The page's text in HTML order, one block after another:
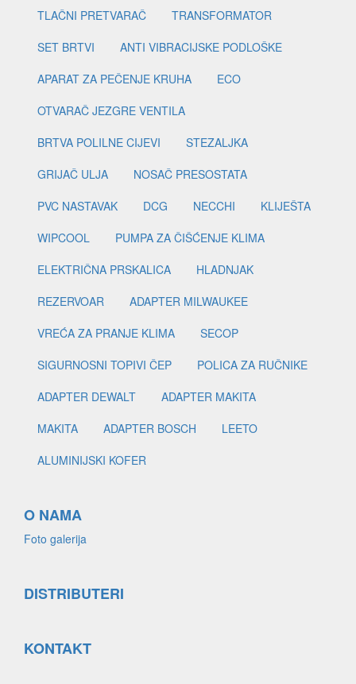
TLAČNI PRETVARAČ
TRANSFORMATOR
SET BRTVI
ANTI VIBRACIJSKE PODLOŠKE
APARAT ZA PEČENJE KRUHA
ECO
OTVARAČ JEZGRE VENTILA
BRTVA POLILNE CIJEVI
STEZALJKA
GRIJAČ ULJA
NOSAČ PRESOSTATA
PVC NASTAVAK
DCG NECCHI
KLIJEŠTA
WIPCOOL
PUMPA ZA ČIŠĆENJE KLIMA
ELEKTRIČNA PRSKALICA
HLADNJAK
REZERVOAR
ADAPTER MILWAUKEE
VREĆA ZA PRANJE KLIMA
SECOP
SIGURNOSNI TOPIVI ČEP
POLICA ZA RUČNIKE
ADAPTER DEWALT
ADAPTER MAKITA
MAKITA
ADAPTER BOSCH
LEETO
ALUMINIJSKI KOFER
O NAMA
Foto galerija
DISTRIBUTERI
KONTAKT